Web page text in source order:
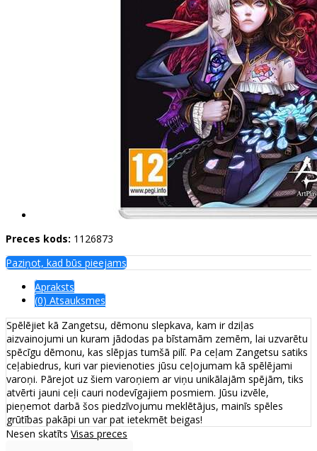
Preces kods: 1126873
Paziņot, kad būs pieejams
Apraksts
(0) Atsauksmes
Spēlējiet kā Zangetsu, dēmonu slepkava, kam ir dziļas
aizvainojumi un kuram jādodas pa bīstamām zemēm, lai uzvarētu
spēcīgu dēmonu, kas slēpjas tumšā pilī. Pa ceļam Zangetsu satiks
ceļabiedrus, kuri var pievienoties jūsu ceļojumam kā spēlējami
varoņi. Pārejot uz šiem varoņiem ar viņu unikālajām spējām, tiks
atvērti jauni ceļi cauri nodevīgajiem posmiem. Jūsu izvēle,
pieņemot darbā šos piedzīvojumu meklētājus, mainīs spēles
grūtības pakāpi un var pat ietekmēt beigas!
Nesen skatīts Visas preces